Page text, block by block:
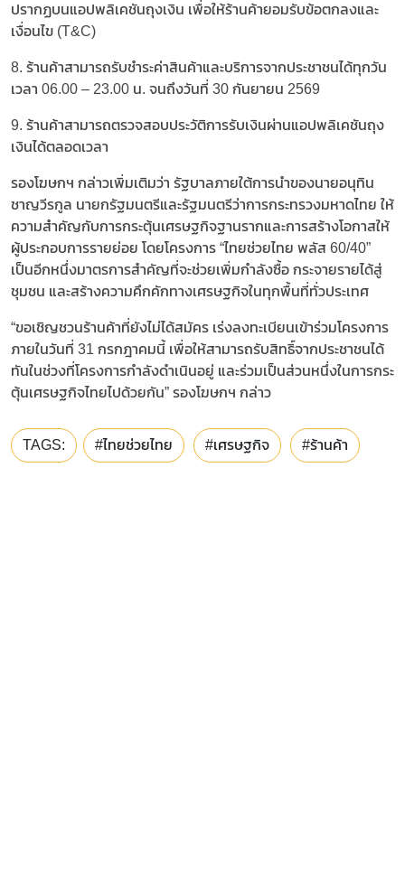
ปรากฏบนแอปพลิเคชันถุงเงิน เพื่อให้ร้านค้ายอมรับข้อตกลงและ
เงื่อนไข (T&C)
8. ร้านค้าสามารถรับชำระค่าสินค้าและบริการจากประชาชนได้ทุกวัน
เวลา 06.00 – 23.00 น. จนถึงวันที่ 30 กันยายน 2569
9. ร้านค้าสามารถตรวจสอบประวัติการรับเงินผ่านแอปพลิเคชันถุง
เงินได้ตลอดเวลา
รองโฆษกฯ กล่าวเพิ่มเติมว่า รัฐบาลภายใต้การนำของนายอนุทิน
ชาญวีรกูล นายกรัฐมนตรีและรัฐมนตรีว่าการกระทรวงมหาดไทย ให้
ความสำคัญกับการกระตุ้นเศรษฐกิจฐานรากและการสร้างโอกาสให้
ผู้ประกอบการรายย่อย โดยโครงการ “ไทยช่วยไทย พลัส 60/40”
เป็นอีกหนึ่งมาตรการสำคัญที่จะช่วยเพิ่มกำลังซื้อ กระจายรายได้สู่
ชุมชน และสร้างความคึกคักทางเศรษฐกิจในทุกพื้นที่ทั่วประเทศ
“ขอเชิญชวนร้านค้าที่ยังไม่ได้สมัคร เร่งลงทะเบียนเข้าร่วมโครงการ
ภายในวันที่ 31 กรกฎาคมนี้ เพื่อให้สามารถรับสิทธิ์จากประชาชนได้
ทันในช่วงที่โครงการกำลังดำเนินอยู่ และร่วมเป็นส่วนหนึ่งในการกระ
ตุ้นเศรษฐกิจไทยไปด้วยกัน” รองโฆษกฯ กล่าว
TAGS: #ไทยช่วยไทย #เศรษฐกิจ #ร้านค้า